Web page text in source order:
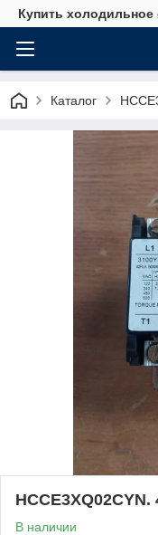
Купить холодильное
Каталог
HCCE3XQ02CYN.
В наличии